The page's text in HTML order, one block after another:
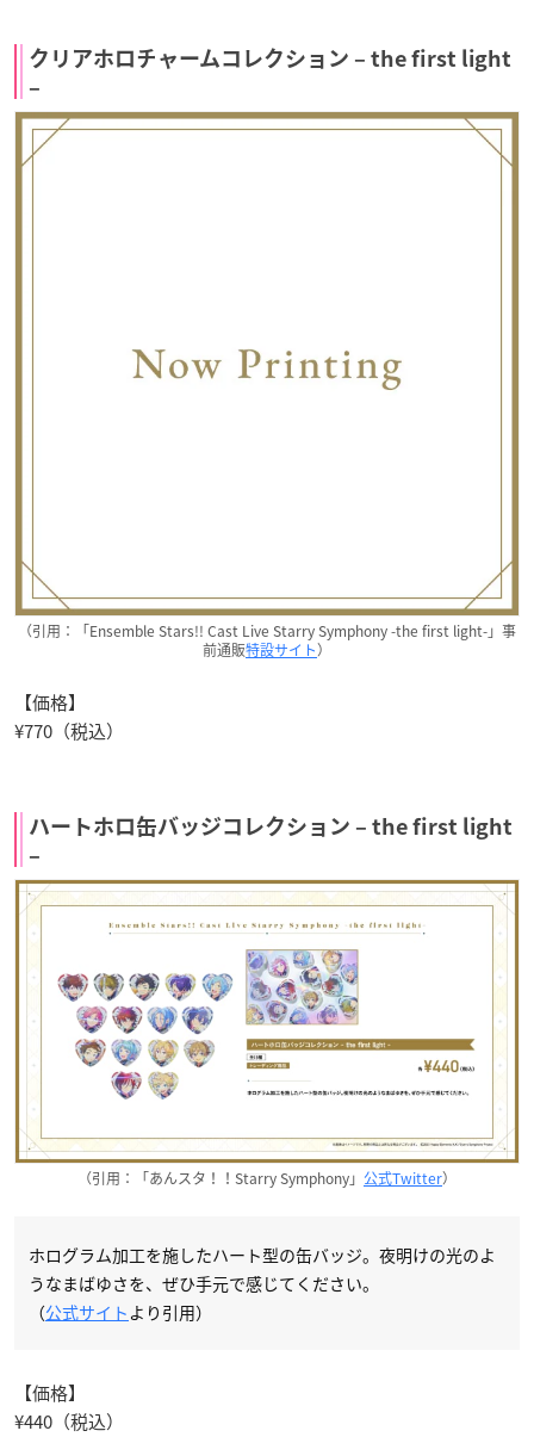
クリアホロチャームコレクション – the first light
–
（引用：「Ensemble Stars!! Cast Live Starry Symphony -the first light-」事
前通販特設サイト）
【価格】
¥770（税込）
ハートホロ缶バッジコレクション – the first light
–
（引用：「あんスタ！！Starry Symphony」 公式Twitter）
ホログラム加工を施したハート型の缶バッジ。夜明けの光のよ
うなまばゆさを、ぜひ手元で感じてください。
（公式サイト より引用）
【価格】
¥440（税込）